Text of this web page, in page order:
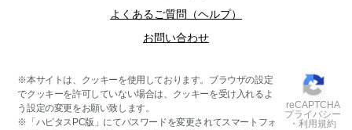
よくあるご質問（ヘルプ）
お問い合わせ
※本サイトは、クッキーを使用しております。ブラウザの設定
でクッキーを許可していない場合は、クッキーを受け入れるよ
う設定の変更をお願い致します。
※「ハピタスPC版」にてパスワードを変更されてスマートフォ
reCAPTCHA
プライバシー
・利用規約